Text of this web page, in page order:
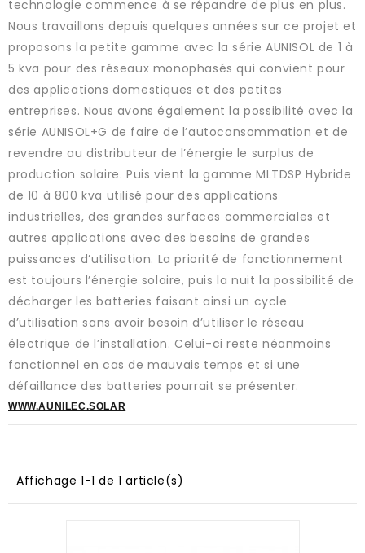
technologie commence à se répandre de plus en plus.
Nous travaillons depuis quelques années sur ce projet et
proposons la petite gamme avec la série AUNISOL de 1 à
5 kva pour des réseaux monophasés qui convient pour
des applications domestiques et des petites
entreprises. Nous avons également la possibilité avec la
série AUNISOL+G de faire de l’autoconsommation et de
revendre au distributeur de l’énergie le surplus de
production solaire. Puis vient la gamme MLTDSP Hybride
de 10 à 800 kva utilisé pour des applications
industrielles, des grandes surfaces commerciales et
autres applications avec des besoins de grandes
puissances d’utilisation. La priorité de fonctionnement
est toujours l’énergie solaire, puis la nuit la possibilité de
décharger les batteries faisant ainsi un cycle
d’utilisation sans avoir besoin d’utiliser le réseau
électrique de l’installation. Celui-ci reste néanmoins
fonctionnel en cas de mauvais temps et si une
défaillance des batteries pourrait se présenter.
WWW.AUNILEC.SOLAR
Affichage 1-1 de 1 article(s)